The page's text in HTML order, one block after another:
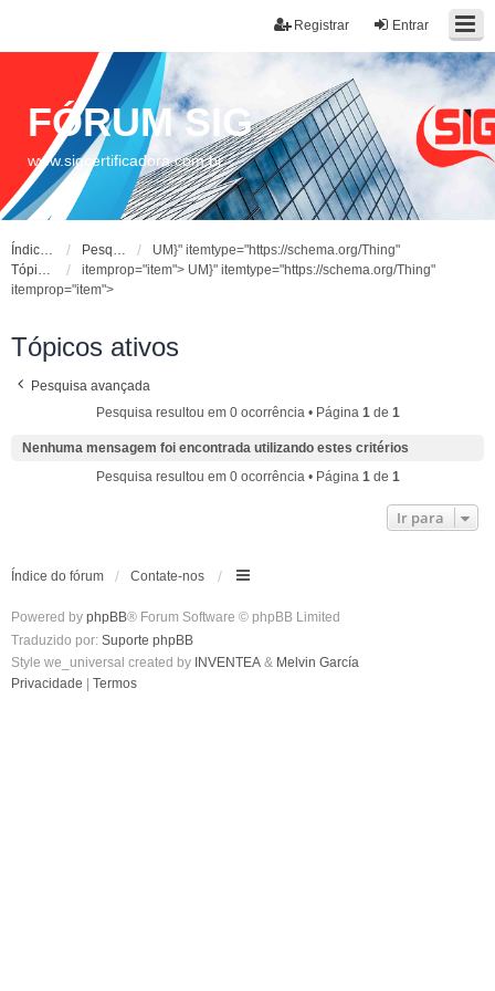
Entrar
Registrar
FÓRUM SIG
www.sigcertificadora.com.br
Índice do fórum Pesquisar
UM}" itemtype="https://schema.org/Thing"
itemprop="item">
Tópicos ativos
UM}" itemtype="https://schema.org/Thing"
itemprop="item">
Tópicos ativos
Pesquisa avançada
Pesquisa resultou em 0 ocorrência • Página 1de 1
Nenhuma mensagem foi encontrada utilizando estes critérios
Pesquisa resultou em 0 ocorrência • Página 1de 1
Ir para
Índice do fórum Contate-nos
Powered by phpBB® Forum Software © phpBB Limited
Traduzido por: Suporte phpBB
Style we_universal created by INVENTEA & Melvin García
Privacidade
Termos